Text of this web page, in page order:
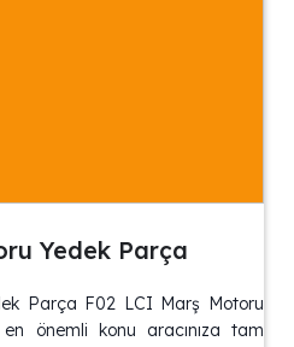
Yedek Parça
Parça F02 LCI Marş Motoru
önemli konu aracınıza tam